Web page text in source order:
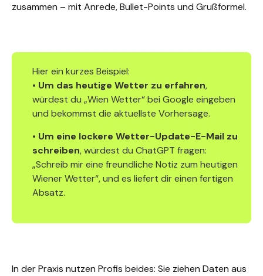
zusammen – mit Anrede, Bullet-Points und Grußformel.
Hier ein kurzes Beispiel:
• Um das heutige Wetter zu erfahren,
würdest du „Wien Wetter“ bei Google eingeben
und bekommst die aktuellste Vorhersage.
• Um eine lockere Wetter-Update-E-Mail zu
schreiben, würdest du ChatGPT fragen:
„Schreib mir eine freundliche Notiz zum heutigen
Wiener Wetter“, und es liefert dir einen fertigen
Absatz.
In der Praxis nutzen Profis beides: Sie ziehen Daten aus